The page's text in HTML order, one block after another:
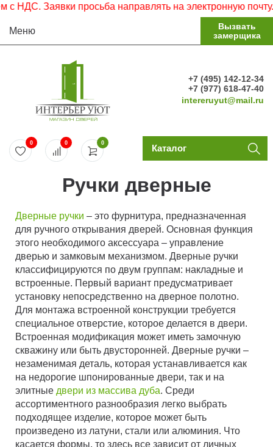
НДС. Заявки просьба направлять на электронную почту.
Меню
Вызвать
замерщика
+7 (495) 142-12-34
+7 (977) 618-47-40
intereruyut@mail.ru
0
0 0 Каталог
Ручки дверные
Дверные ручки – это фурнитура, предназначенная
для ручного открывания дверей. Основная функция
этого необходимого аксессуара – управление
дверью и замковым механизмом. Дверные ручки
классифицируются по двум группам: накладные и
встроенные. Первый вариант предусматривает
установку непосредственно на дверное полотно.
Для монтажа встроенной конструкции требуется
специальное отверстие, которое делается в двери.
Встроенная модификация может иметь замочную
скважину или быть двусторонней. Дверные ручки –
незаменимая деталь, которая устанавливается как
на недорогие шпонированные двери, так и на
элитные двери из массива дуба. Среди
ассортиментного разнообразия легко выбрать
подходящее изделие, которое может быть
произведено из латуни, стали или алюминия. Что
касается формы, то здесь все зависит от личных